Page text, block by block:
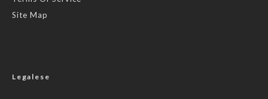
Site Map
Legalese